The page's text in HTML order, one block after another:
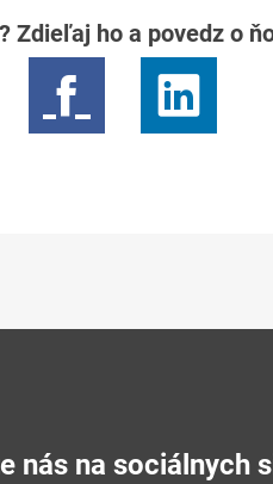
Zdieľaj ho a povedz o
nás na sociálnych